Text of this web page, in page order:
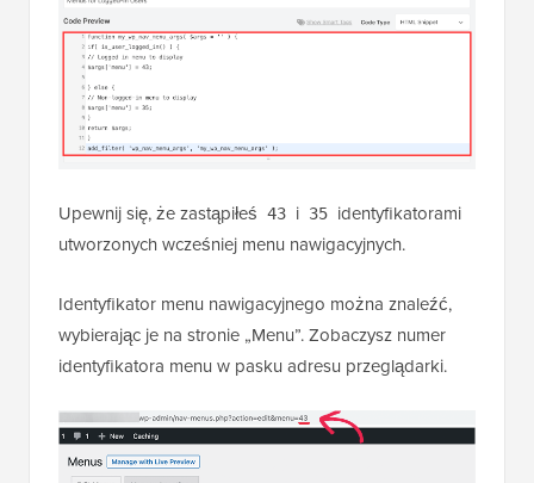
Upewnij się, że zastąpiłeś 43 i 35 identyfikatorami
utworzonych wcześniej menu nawigacyjnych.
Identyfikator menu nawigacyjnego można znaleźć,
wybierając je na stronie „Menu”. Zobaczysz numer
identyfikatora menu w pasku adresu przeglądarki.